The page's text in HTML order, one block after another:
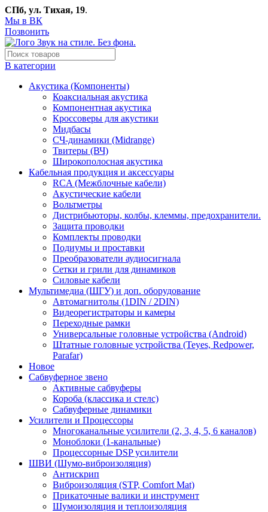
СПб, ул. Тихая, 19.
Мы в ВК
Позвонить
В категории
Акустика (Компоненты)
Коаксиальная акустика
Компонентная акустика
Кроссоверы для акустики
Мидбасы
СЧ-динамики (Midrange)
Твитеры (ВЧ)
Широкополосная акустика
Кабельная продукция и аксессуары
RCA (Межблочные кабели)
Акустические кабели
Вольтметры
Дистрибьюторы, колбы, клеммы, предохранители.
Защита проводки
Комплекты проводки
Подиумы и проставки
Преобразователи аудиосигнала
Сетки и грили для динамиков
Силовые кабели
Мультимедиа (ШГУ) и доп. оборудование
Автомагнитолы (1DIN / 2DIN)
Видеорегистраторы и камеры
Переходные рамки
Универсальные головные устройства (Android)
Штатные головные устройства (Teyes, Redpower,
Parafar)
Новое
Сабвуферное звено
Активные сабвуферы
Короба (классика и стелс)
Сабвуферные динамики
Усилители и Процессоры
Многоканальные усилители (2, 3, 4, 5, 6 каналов)
Моноблоки (1-канальные)
Процессорные DSP усилители
ШВИ (Шумо-виброизоляция)
Антискрип
Виброизоляция (STP, Comfort Mat)
Прикаточные валики и инструмент
Шумоизоляция и теплоизоляция